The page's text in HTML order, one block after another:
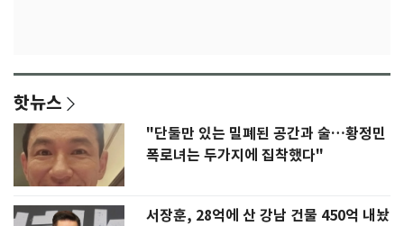
핫뉴스
"단둘만 있는 밀폐된 공간과 술…황정민
폭로녀는 두가지에 집착했다"
서장훈, 28억에 산 강남 건물 450억 내놨